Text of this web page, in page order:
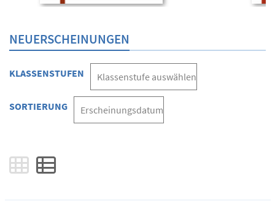
NEUERSCHEINUNGEN
KLASSENSTUFEN
SORTIERUNG